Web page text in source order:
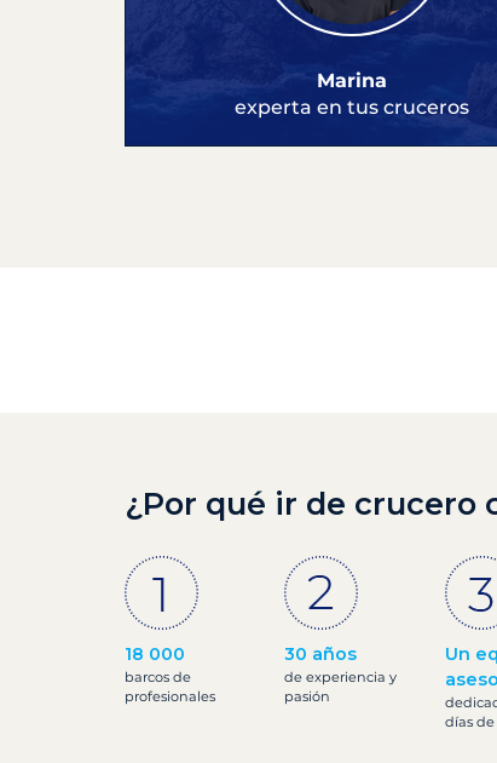
Marina
experta en tus cruceros
¿Por qué ir de crucero
18 000
barcos de
profesionales
30 años
de experiencia y
pasión
Un
días